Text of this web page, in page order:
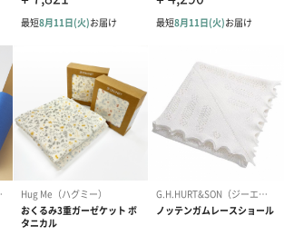
苦手と言われています。冷房や冬の寒さ、
る場合は、おくるみを使って体温調節をサ
ます。
イデンアンドアネイ）」
2006年にレーガン モヤ ジョーンズがニュー
ベビー＆キッズ ライフスタイルブランドで